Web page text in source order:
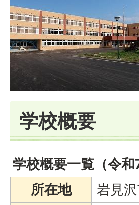
学校概要
学校概要一覧（令
所在地
岩見